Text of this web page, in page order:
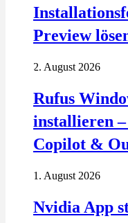
Preview
2. August 2026
Rufus
installieren
Copilot &
1. August 2026
Nvidia App